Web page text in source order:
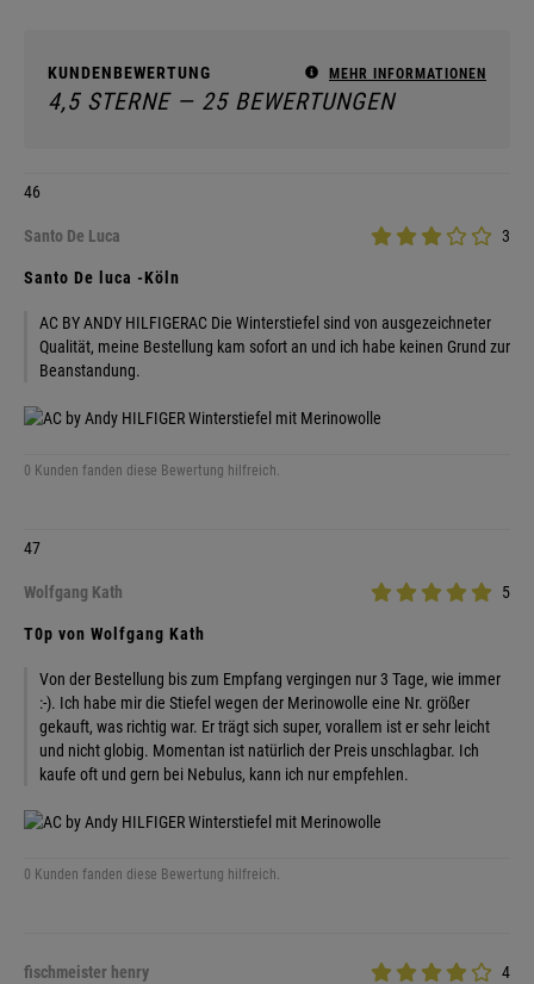
KUNDENBEWERTUNG MEHR INFORMATIONEN
4,5 STERNE — 25 BEWERTUNGEN
46
Santo De Luca 3
Santo De luca -Köln
AC BY ANDY HILFIGERAC Die Winterstiefel sind von ausgezeichneter
Qualität, meine Bestellung kam sofort an und ich habe keinen Grund zur
Beanstandung.
0 Kunden fanden diese Bewertung hilfreich.
47
Wolfgang Kath 5
T0p von Wolfgang Kath
Von der Bestellung bis zum Empfang vergingen nur 3 Tage, wie immer
:-). Ich habe mir die Stiefel wegen der Merinowolle eine Nr. größer
gekauft, was richtig war. Er trägt sich super, vorallem ist er sehr leicht
und nicht globig. Momentan ist natürlich der Preis unschlagbar. Ich
kaufe oft und gern bei Nebulus, kann ich nur empfehlen.
0 Kunden fanden diese Bewertung hilfreich.
fischmeister henry 4